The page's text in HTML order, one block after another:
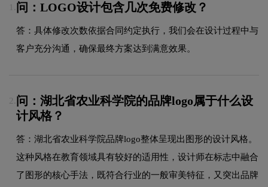
问：LOGO设计包含几次免费修改？
答：具体修改次数依据合同约定执行，我们会在设计过程中与
客户充分沟通，确保最终方案达到满意效果。
2. 问：湖北省农业科学院的品牌logo属于什么设
计风格？
答：湖北省农业科学院品牌logo整体呈现出图形的设计风格。
这种风格在教育领域具有较好的适用性，设计师在标志中融合
了图形的核心手法，既符合行业的一般审美特征，又突出品牌